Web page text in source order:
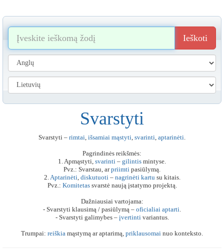
Ieškoti
Svarstyti
Svarstyti – rimtai, išsamiai mąstyti, svarinti, aptarinėti.
Pagrindinės reikšmės:
1. Apmąstyti, svarinti – gilintis mintyse.
Pvz.: Svarstau, arpriimti pasiūlymą.
2.Aptarinėti, diskutuoti– nagrinėti kartu su kitais.
Pvz.: Komitetassvarstė naują įstatymo projektą.
Dažniausiai vartojama:
- Svarstyti klausimą / pasiūlymą – oficialiai aptarti.
- Svarstyti galimybes – įvertintivariantus.
Trumpai: reiškia mąstymą ar aptarimą, priklausomai nuo konteksto.